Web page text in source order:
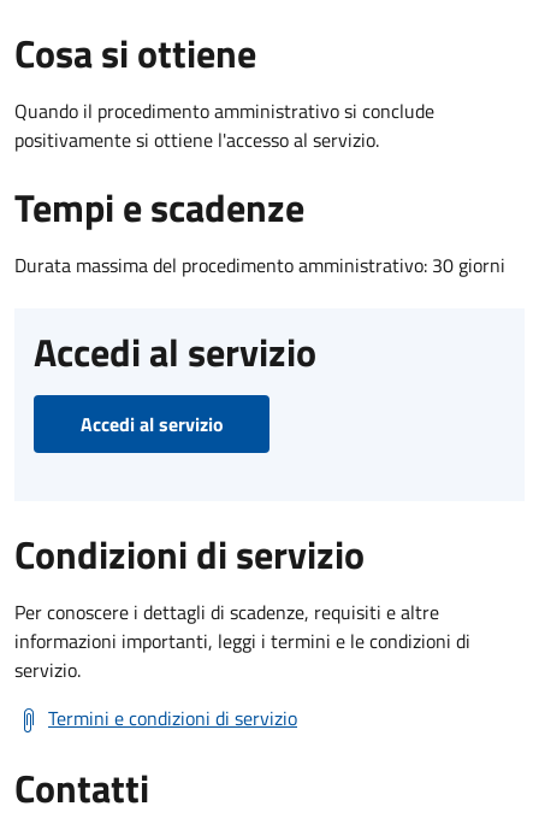
Cosa si ottiene
Quando il procedimento amministrativo si conclude
positivamente si ottiene l'accesso al servizio.
Tempi e scadenze
Durata massima del procedimento amministrativo: 30 giorni
Accedi al servizio
Accedi al servizio
Condizioni di servizio
Per conoscere i dettagli di scadenze, requisiti e altre
informazioni importanti, leggi i termini e le condizioni di
servizio.
Termini e condizioni di servizio
Contatti